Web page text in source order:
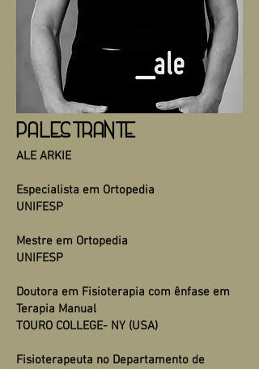
PALESTRANTE
ALE ARKIE
Especialista em Ortopedia
UNIFESP
Mestre em Ortopedia
UNIFESP
Doutora em Fisioterapia com ênfase em
Terapia Manual
TOURO COLLEGE- NY (USA)
Fisioterapeuta no Departamento de